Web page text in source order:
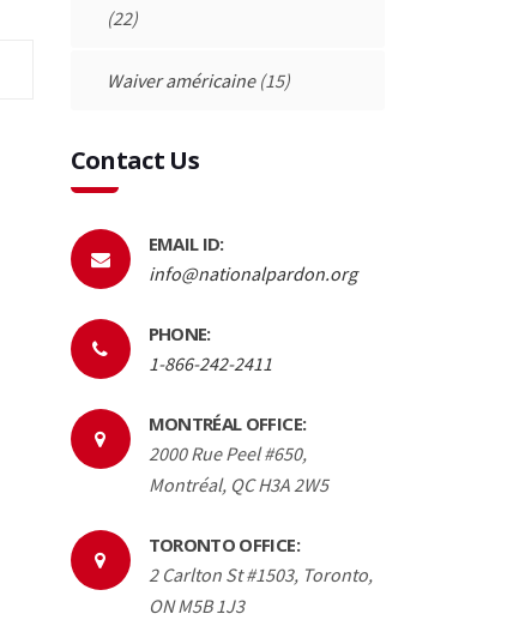
(22)
Waiver américaine(15)
Contact Us
EMAIL ID:
info@nationalpardon.org
PHONE:
1-866-242-2411
MONTRÉAL OFFICE:
2000 Rue Peel #650,
Montréal, QC H3A 2W5
TORONTO OFFICE:
2 Carlton St #1503, Toronto,
ON M5B 1J3